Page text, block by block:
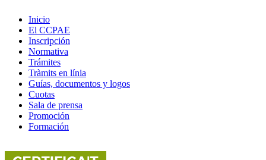
Inicio
El CCPAE
Inscripción
Normativa
Trámites
Tràmits en línia
Guías, documentos y logos
Cuotas
Sala de prensa
Promoción
Formación